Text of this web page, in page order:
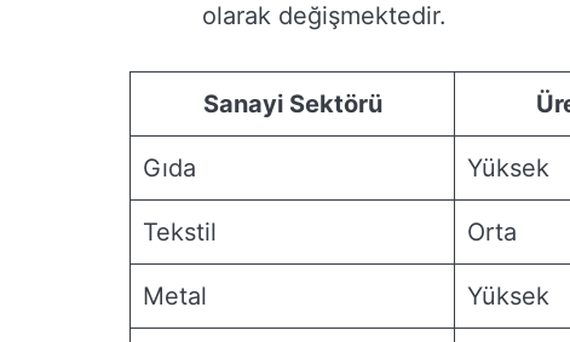
olarak değişmektedir.
Sanayi Sektörü
Gıda Yüksek
Tekstil Orta
Metal Yüksek